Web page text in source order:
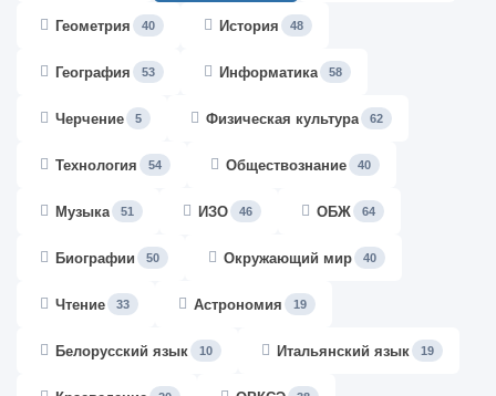
Геометрия 40 История 48
География 53 Информатика 58
Черчение 5 Физическая культура 62
Технология 54 Обществознание 40
Музыка 51 ИЗО 46 ОБЖ 64
Биографии 50 Окружающий мир 40
Чтение 33 Астрономия 19
Белорусский язык 10 Итальянский язык 19